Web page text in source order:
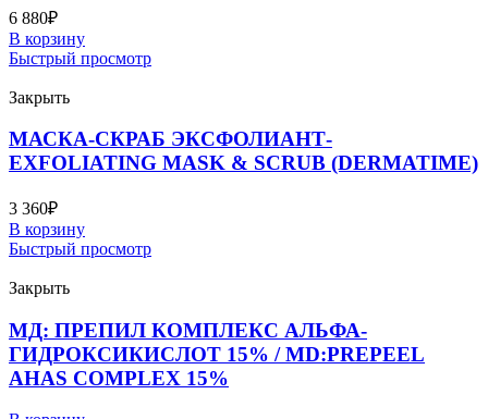
6 880₽
В корзину
Быстрый просмотр
Закрыть
МАСКА-СКРАБ ЭКСФОЛИАНТ-
EXFOLIATING MASK & SCRUB (DERMATIME)
3 360₽
В корзину
Быстрый просмотр
Закрыть
МД: ПРЕПИЛ КОМПЛЕКС АЛЬФА-
ГИДРОКСИКИСЛОТ 15% / MD:PREPEEL
AHAS COMPLEX 15%